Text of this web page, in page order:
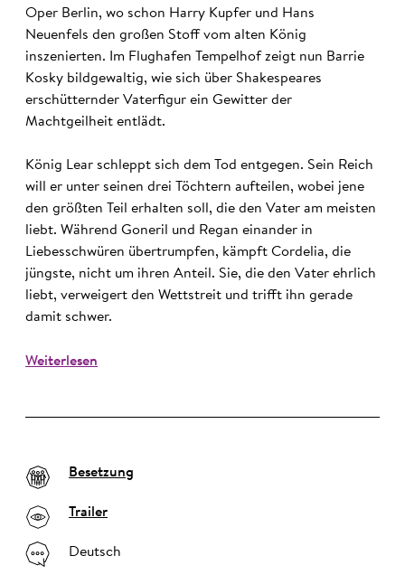
Oper Berlin, wo schon Harry Kupfer und Hans
Neuenfels den großen Stoff vom alten König
inszenierten. Im Flughafen Tempelhof zeigt nun Barrie
Kosky bildgewaltig, wie sich über Shakespeares
erschütternder Vaterfigur ein Gewitter der
Machtgeilheit entlädt.
König Lear schleppt sich dem Tod entgegen. Sein Reich
will er unter seinen drei Töchtern aufteilen, wobei jene
den größten Teil erhalten soll, die den Vater am meisten
liebt. Während Goneril und Regan einander in
Liebesschwüren übertrumpfen, kämpft Cordelia, die
jüngste, nicht um ihren Anteil. Sie, die den Vater ehrlich
liebt, verweigert den Wettstreit und trifft ihn gerade
damit schwer.
Weiterlesen
Besetzung
Trailer
Deutsch